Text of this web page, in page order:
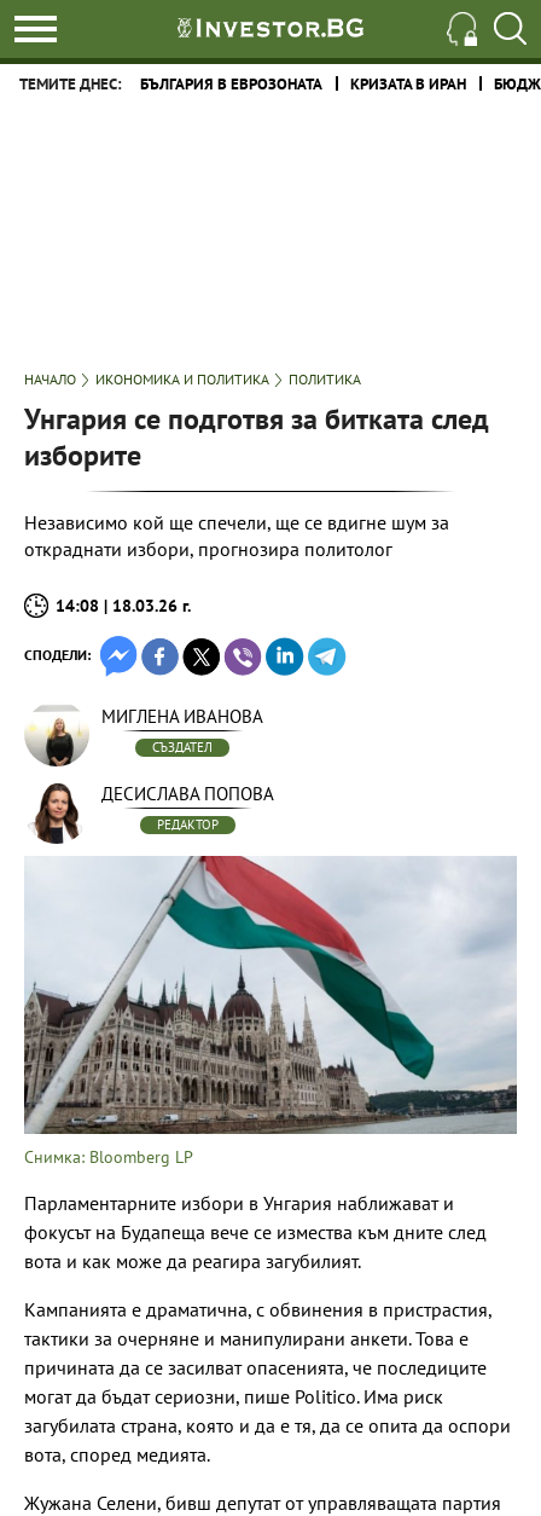
ТЕМИТЕ ДНЕС: БЪЛГАРИЯ В ЕВРОЗОНАТА КРИЗАТА В ИРАН
НАЧАЛО ИКОНОМИКА И ПОЛИТИКА ПОЛИТИКА
Унгария се подготвя за битката след
изборите
Независимо кой ще спечели, ще се вдигне шум за
откраднати избори, прогнозира политолог
14:08 | 18.03.26 г.
СПОДЕЛИ:
МИГЛЕНА ИВАНОВА
СЪЗДАТЕЛ
ДЕСИСЛАВА ПОПОВА
РЕДАКТОР
Снимка: Bloomberg LP
Парламентарните избори в Унгария наближават и
фокусът на Будапеща вече се измества към дните след
вота и как може да реагира загубилият.
Кампанията е драматична, с обвинения в пристрастия,
тактики за очерняне и манипулирани анкети. Това е
причината да се засилват опасенията, че последиците
могат да бъдат сериозни, пише Politico. Има риск
загубилата страна, която и да е тя, да се опита да оспори
вота, според медията.
Жужана Селени, бивш депутат от управляващата партия